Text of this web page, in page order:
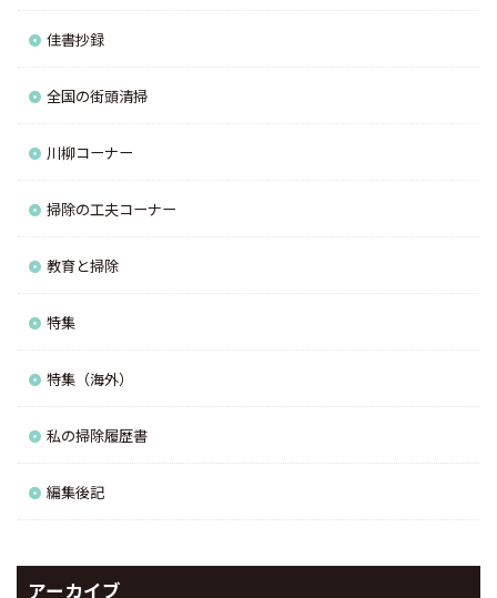
佳書抄録
全国の街頭清掃
川柳コーナー
掃除の工夫コーナー
教育と掃除
特集
特集（海外）
私の掃除履歴書
編集後記
アーカイブ